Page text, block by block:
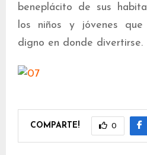
beneplácito de sus
los niños y jóvenes que
digno en donde divertirse.
COMPARTE! 0